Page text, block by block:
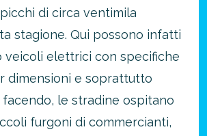
di circa ventimila
stagione. Qui possono infatti
veicoli elettrici con specifiche
dimensioni e soprattutto
facendo, le stradine ospitano
furgoni di commercianti,